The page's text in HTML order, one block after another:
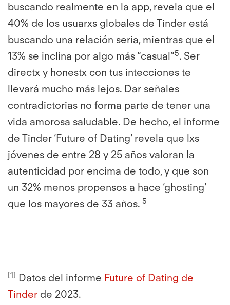
buscando realmente en la app, revela que el
40% de los usuarxs globales de Tinder está
buscando una relación seria, mientras que el
13% se inclina por algo más “casual”5. Ser
directx y honestx con tus intecciones te
llevará mucho más lejos. Dar señales
contradictorias no forma parte de tener una
vida amorosa saludable. De hecho, el informe
de Tinder ‘Future of Dating’ revela que lxs
jóvenes de entre 28 y 25 años valoran la
autenticidad por encima de todo, y que son
un 32% menos propensos a hace ‘ghosting’
que los mayores de 33 años. 5
[1] Datos del informe Future of Dating de
Tinder de 2023.